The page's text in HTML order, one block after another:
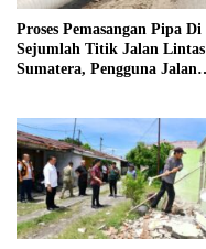
Proses Pemasangan Pipa Di
Sejumlah Titik Jalan Lintas
Sumatera, Pengguna Jalan